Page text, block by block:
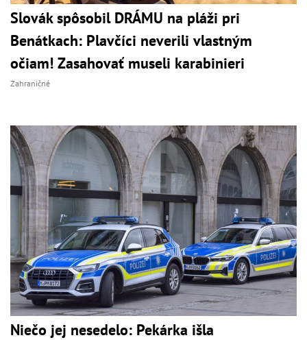
Slovák spôsobil DRÁMU na pláži pri
Benátkach: Plavčíci neverili vlastným
očiam! Zasahovať museli karabinieri
Zahraničné
Niečo jej nesedelo: Pekárka išla